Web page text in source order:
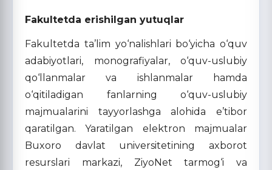
Fakultetda erishilgan yutuqlar
Fakultetda ta’lim yo‘nalishlari bo‘yicha o‘quv
adabiyotlari, monografiyalar, o‘quv-uslubiy
qo‘llanmalar va ishlanmalar hamda
o‘qitiladigan fanlarning o‘quv-uslubiy
majmualarini tayyorlashga alohida e’tibor
qaratilgan. Yaratilgan elektron majmualar
Buxoro davlat universitetining axborot
resurslari markazi, ZiyoNet tarmog‘i va